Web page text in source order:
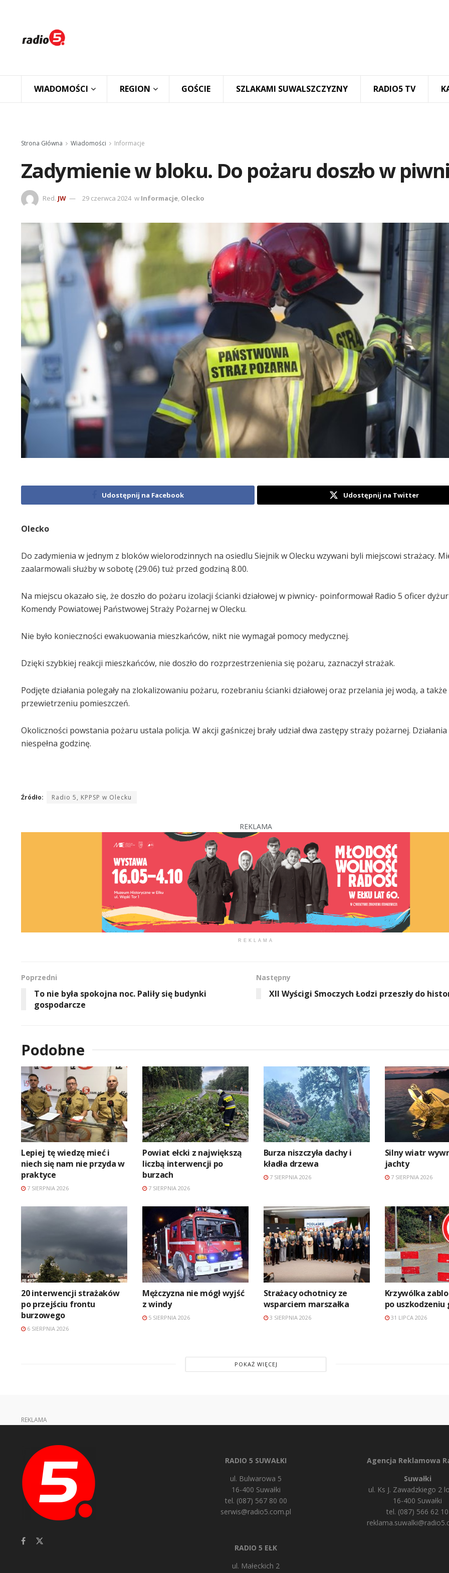
WIADOMOŚCI REGION GOŚCIE SZLAKAMI SUWALSZCZYZNY RADIO5 TV
Strona Główna Wiadomości Informacje
Zadymienie w bloku. Do pożaru doszło w
Red. JW 29 czerwca 2024 w Informacje, Olecko
Udostępnij na Facebook Udostępnij na Twitter
Olecko
Do zadymienia w jednym z bloków wielorodzinnych na osiedlu Siejnik w Olecku wzywani byli miejscowi strażacy.
zaalarmowali służby w sobotę (29.06) tuż przed godziną 8.00.
Na miejscu okazało się, że doszło do pożaru izolacji ścianki działowej w piwnicy- poinformował Radio 5 oficer
Komendy Powiatowej Państwowej Straży Pożarnej w Olecku.
Nie było konieczności ewakuowania mieszkańców, nikt nie wymagał pomocy medycznej.
Dzięki szybkiej reakcji mieszkańców, nie doszło do rozprzestrzenienia się pożaru, zaznaczył strażak.
Podjęte działania polegały na zlokalizowaniu pożaru, rozebraniu ścianki działowej oraz przelania jej wodą, a także
przewietrzeniu pomieszczeń.
Okoliczności powstania pożaru ustala policja. W akcji gaśniczej brały udział dwa zastępy straży pożarnej. Działania
niespełna godzinę.
Źródło: Radio 5, KPPSP w Olecku
REKLAMA
REKLAMA
Poprzedni
To nie była spokojna noc. Paliły się budynki
gospodarcze
Następny
XII Wyścigi Smoczych Łodzi przeszły do
Podobne
Lepiej tę wiedzę mieć i
niech się nam nie przyda w
praktyce
7 SIERPNIA 2026
Powiat ełcki z największą
liczbą interwencji po
burzach
7 SIERPNIA 2026
Burza niszczyła dachy i
kładła drzewa
7 SIERPNIA 2026
Silny wiatr
jachty
7 SIERPNIA 2026
20 interwencji strażaków
po przejściu frontu
burzowego
6 SIERPNIA 2026
Mężczyzna nie mógł wyjść
z windy
5 SIERPNIA 2026
Strażacy ochotnicy ze
wsparciem marszałka
3 SIERPNIA 2026
Krzywólka
po uszkodzeniu
31 LIPCA 2026
POKAŻ WIĘCEJ
REKLAMA
RADIO 5 SUWAŁKI
ul. Bulwarowa 5
16-400 Suwałki
tel. (087) 567 80 00
serwis@radio5.com.pl
RADIO 5 EŁK
ul. Małeckich 2
Agencja Reklamowa
Suwałki
ul. Ks J. Zawadzkiego 2
16-400 Suwałki
tel. (087) 566 62 10